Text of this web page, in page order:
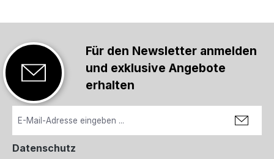
Für den Newsletter anmelden
und exklusive Angebote
erhalten
Datenschutz